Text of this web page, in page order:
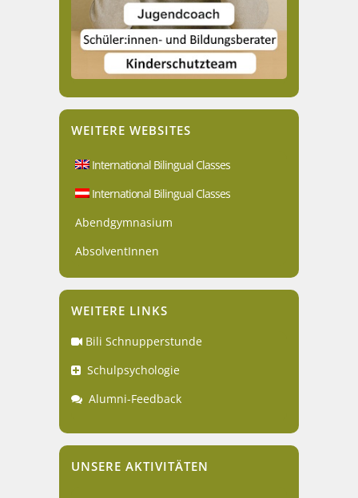
WEITERE WEBSITES
International Bilingual Classes
International Bilingual Classes
Abendgymnasium
AbsolventInnen
WEITERE LINKS
Bili Schnupperstunde
Schulpsychologie
Alumni-Feedback
UNSERE AKTIVITÄTEN